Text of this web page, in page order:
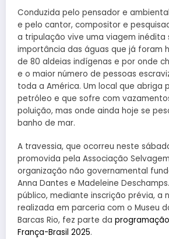
Conduzida pelo pensador e
e pelo cantor, compositor e
a tripulação vive uma viagem inédita
importância das águas que já foram
de 80 aldeias indígenas e por onde
e o maior número de pessoas
toda a América. Um local que abriga
petróleo e que sofre com
poluição, mas onde ainda hoje se
banho de mar.
A travessia, que ocorreu neste
promovida pela Associação
organização não governamental
Anna Dantes e Madeleine
público, mediante inscrição prévia, a
realizada em parceria com o Museu
Barcas Rio, fez parte da
França-Brasil 2025.